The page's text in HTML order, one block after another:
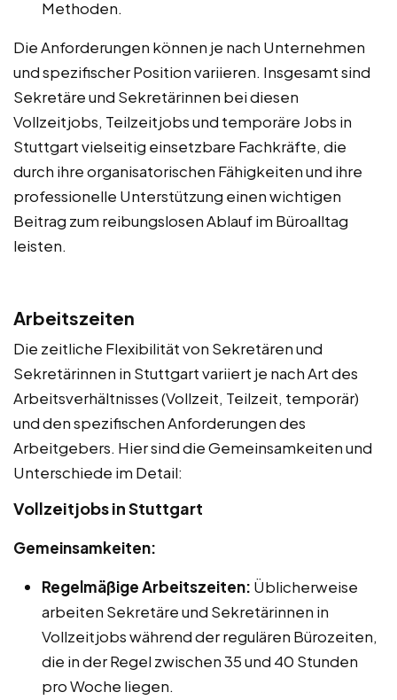
Methoden.
Die Anforderungen können je nach Unternehmen
und spezifischer Position variieren. Insgesamt sind
Sekretäre und Sekretärinnen bei diesen
Vollzeitjobs, Teilzeitjobs und temporäre Jobs in
Stuttgart vielseitig einsetzbare Fachkräfte, die
durch ihre organisatorischen Fähigkeiten und ihre
professionelle Unterstützung einen wichtigen
Beitrag zum reibungslosen Ablauf im Büroalltag
leisten.
Arbeitszeiten
Die zeitliche Flexibilität von Sekretären und
Sekretärinnen in Stuttgart variiert je nach Art des
Arbeitsverhältnisses (Vollzeit, Teilzeit, temporär)
und den spezifischen Anforderungen des
Arbeitgebers. Hier sind die Gemeinsamkeiten und
Unterschiede im Detail:
Vollzeitjobs in Stuttgart
Gemeinsamkeiten:
Regelmäßige Arbeitszeiten: Üblicherweise
arbeiten Sekretäre und Sekretärinnen in
Vollzeitjobs während der regulären Bürozeiten,
die in der Regel zwischen 35 und 40 Stunden
pro Woche liegen.